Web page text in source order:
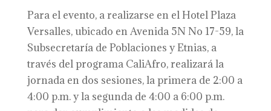
Para el evento, a realizarse en el Hotel Plaza
Versalles, ubicado en Avenida 5N No 17-59, la
Subsecretaría de Poblaciones y Etnias, a
través del programa CaliAfro, realizará la
jornada en dos sesiones, la primera de 2:00 a
4:00 p.m. y la segunda de 4:00 a 6:00 p.m.